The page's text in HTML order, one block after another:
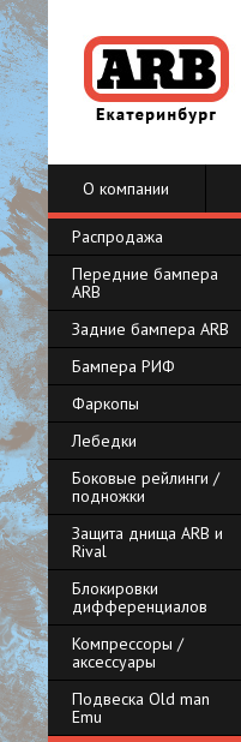
О компании
Распродажа
Передние бампера
ARB
Задние бампера ARB
Бампера РИФ
Фаркопы
Лебедки
Боковые рейлинги /
подножки
Защита днища ARB и
Rival
Блокировки
дифференциалов
Компрессоры /
аксессуары
Подвеска Old man
Emu